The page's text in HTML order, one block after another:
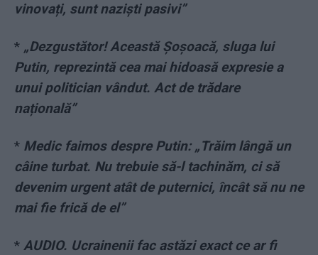
vinovați, sunt naziști pasivi”
* „Dezgustător! Această Șoșoacă, sluga lui
Putin, reprezintă cea mai hidoasă expresie a
unui politician vândut. Act de trădare
națională”
* Medic faimos despre Putin: „Trăim lângă un
câine turbat. Nu trebuie să-l tachinăm, ci să
devenim urgent atât de puternici, încât să nu ne
mai fie frică de el”
* AUDIO. Ucrainenii fac astăzi exact ce ar fi